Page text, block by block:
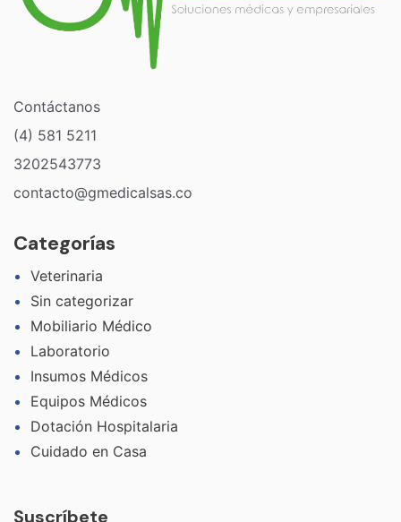
Contáctanos
(4) 581 5211
3202543773
contacto@gmedicalsas.co
Categorías
Veterinaria
Sin categorizar
Mobiliario Médico
Laboratorio
Insumos Médicos
Equipos Médicos
Dotación Hospitalaria
Cuidado en Casa
Suscríbete